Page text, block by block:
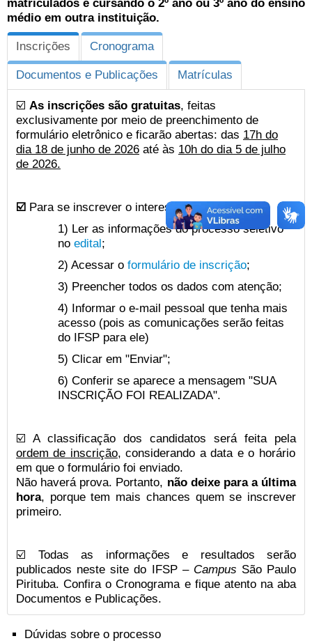
matriculados e cursando o 2º ano ou 3º ano do ensino
médio em outra instituição.
Inscrições Cronograma
Documentos e Publicações Matrículas
☑️ As inscrições são gratuitas, feitas
exclusivamente por meio de preenchimento de
formulário eletrônico e ficarão abertas: das 17h do
dia 18 de junho de 2026 até às 10h do dia 5 de julho
de 2026.
☑️ Para se inscrever o interessado(a) deverá:
1) Ler as informações do processo seletivo
no edital;
2) Acessar o formulário de inscrição;
3) Preencher todos os dados com atenção;
4) Informar o e-mail pessoal que tenha mais
acesso (pois as comunicações serão feitas
do IFSP para ele)
5) Clicar em "Enviar";
6) Conferir se aparece a mensagem "SUA
INSCRIÇÃO FOI REALIZADA".
☑️ A classificação dos candidatos será feita pela
ordem de inscrição, considerando a data e o horário
em que o formulário foi enviado.
Não haverá prova. Portanto, não deixe para a última
hora, porque tem mais chances quem se inscrever
primeiro.
☑️ Todas as informações e resultados serão
publicados neste site do IFSP – Campus São Paulo
Pirituba. Confira o Cronograma e fique atento na aba
Documentos e Publicações.
Dúvidas sobre o processo